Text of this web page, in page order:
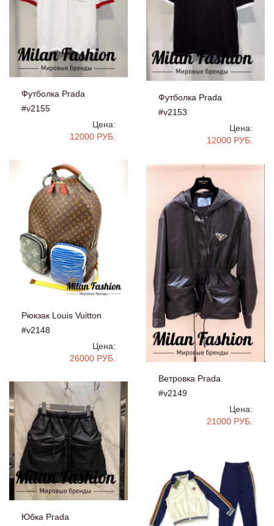
Футболка Prada
#v2155
Цена:
12000 РУБ.
Футболка Prada
#v2153
Цена:
12000 РУБ.
Рюкзак Louis Vuitton
#v2148
Цена:
26000 РУБ.
Ветровка Prada
#v2149
Цена:
21000 РУБ.
Юбка Prada